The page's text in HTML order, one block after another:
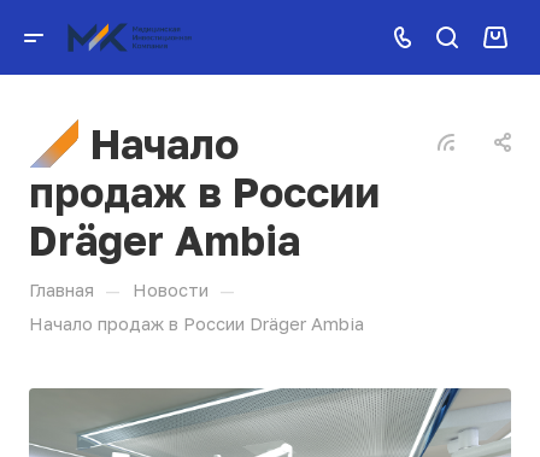
Начало
продаж в России
Dräger Ambia
Главная — Новости —
Начало продаж в России Dräger Ambia